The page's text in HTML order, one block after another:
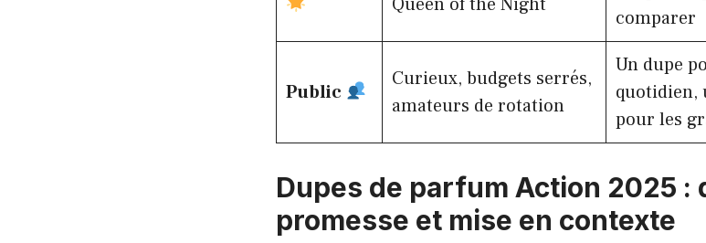
comparer
Public
Curieux, budgets serrés,
amateurs de rotation
Un dupe
pour les
Dupes de parfum Action 2025 :
promesse et mise en contexte